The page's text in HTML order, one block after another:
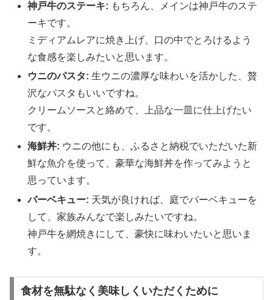
神戸牛のステーキ: もちろん、メインは神戸牛のステ
ーキです。
ミディアムレアに焼き上げ、口の中でとろけるよう
な食感を楽しみたいと思います。
ウニのパスタ: 生ウニの濃厚な味わいを活かした、贅
沢なパスタもいいですね。
クリームソースと絡めて、上品な一皿に仕上げたい
です。
海鮮丼: ウニの他にも、ふるさと納税でいただいた新
鮮な魚介を使って、豪華な海鮮丼を作ってみようと
思っています。
バーベキュー: 天気が良ければ、庭でバーベキューを
して、家族みんなで楽しみたいですね。
神戸牛を網焼きにして、豪快に味わいたいと思いま
す。
食材を無駄なく美味しくいただくために